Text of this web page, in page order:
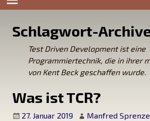
Schlagwort-
Test Driven Development ist eine
Programmiertechnik, die in ihrer
von Kent Beck geschaffen wurde.
Was ist TCR?
27. Januar 2019 Manfred